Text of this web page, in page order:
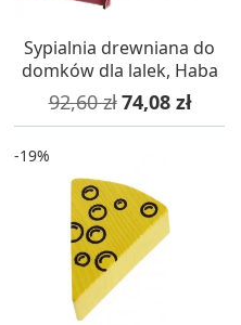
Sypialnia drewniana do
domków dla lalek, Haba
Cena podstawowa
92,60 zł Cena
74,08 zł
-19%